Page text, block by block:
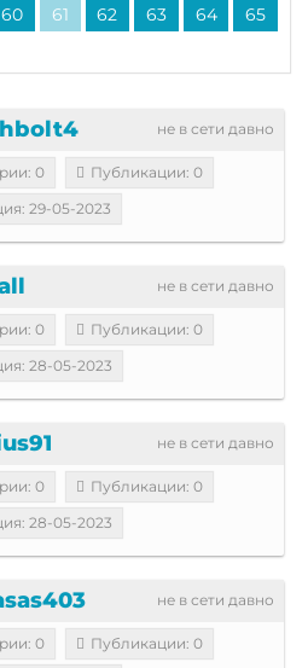
60 61 62 63 64 65
не в сети давно
0
Публикации: 0
29-05-2023
не в сети давно
0
Публикации: 0
28-05-2023
не в сети давно
0
Публикации: 0
28-05-2023
не в сети давно
0
Публикации: 0